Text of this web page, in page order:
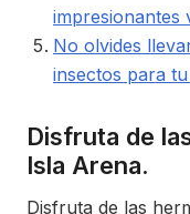
impresionantes
No olvides
insectos para
Disfruta de
Isla Arena.
Disfruta de las